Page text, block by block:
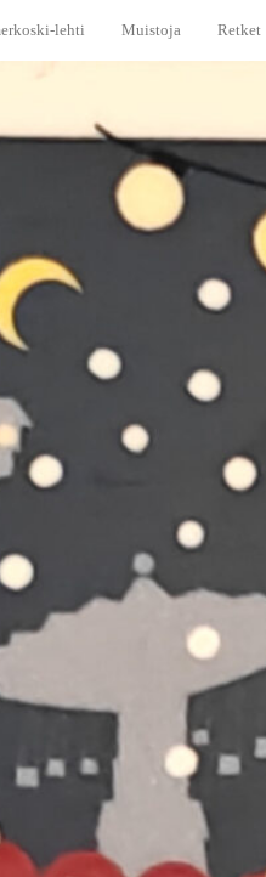
lehti Muistoja Retket